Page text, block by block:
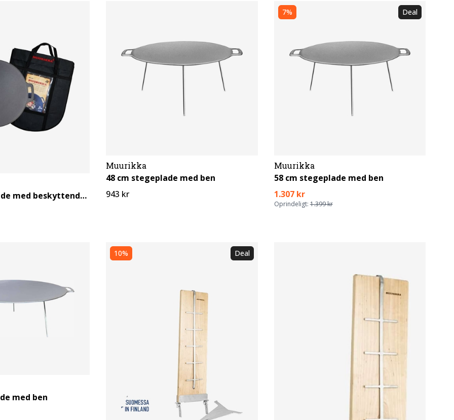
48 cm Stegeplade med beskyttende pose
Muurikka
48 cm stegeplade med ben
943 kr
7% Deal
Muurikka
58 cm stegeplade med ben
1.307 kr
Oprindeligt:1.399 kr
med ben
10% Deal